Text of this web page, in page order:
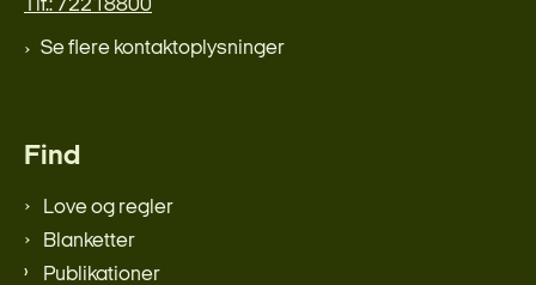
Tlf.: 72218800
Se flere kontaktoplysninger
Find
Love og regler
Blanketter
Publikationer